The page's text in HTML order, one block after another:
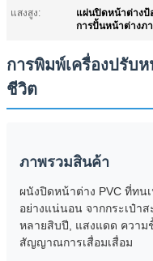
แสงสูง:
แผ่นปิดหน้าต่างป้
การปั้นหน้าต่างภ
การพิมพ์เครื่องปรับ
ชีวิต
ภาพรวมสินค้า
ผนังปิดหน้าต่าง PVC ที่ทน
อย่างแน่นอน จากกระเป๋า
หลายสิบปี, แสงแดด ควา
สัญญาณการเสื่อมเสื่อม